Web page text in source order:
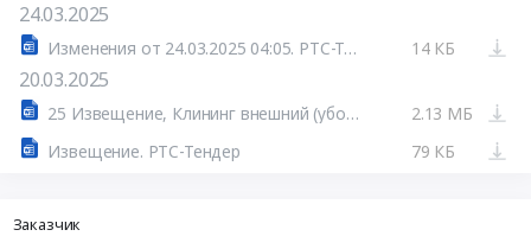
24.03.2025
Изменения от 24.03.2025 04:05. РТС-Тендер 14 КБ
20.03.2025
25 Извещение, Клининг внешний (уборка территории).docx
2.13 МБ
Извещение. РТС-Тендер
79 КБ
Заказчик